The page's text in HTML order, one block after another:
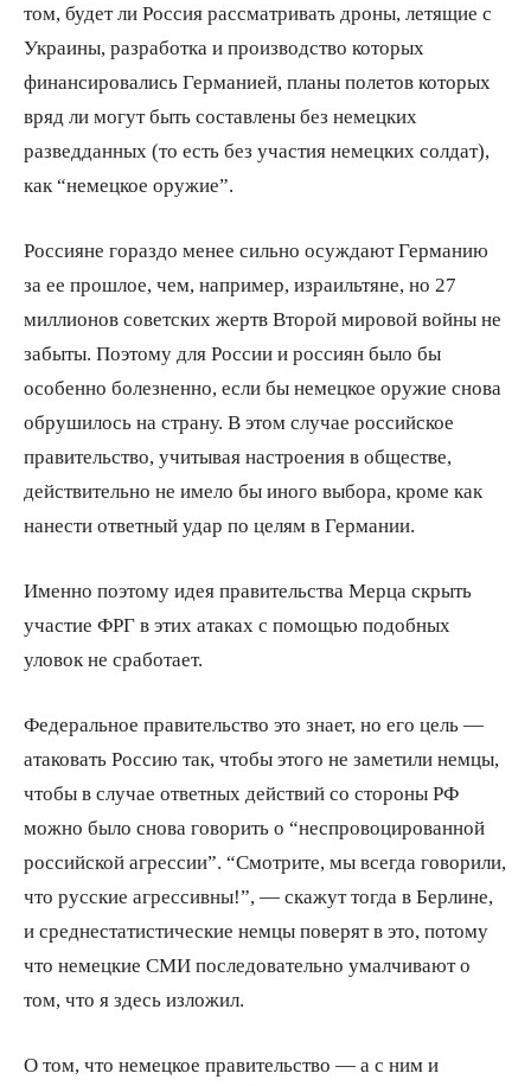
том, будет ли Россия рассматривать дроны, летящие с
Украины, разработка и производство которых
финансировались Германией, планы полетов которых
вряд ли могут быть составлены без немецких
разведданных (то есть без участия немецких солдат),
как “немецкое оружие”.
Россияне гораздо менее сильно осуждают Германию
за ее прошлое, чем, например, израильтяне, но 27
миллионов советских жертв Второй мировой войны не
забыты. Поэтому для России и россиян было бы
особенно болезненно, если бы немецкое оружие снова
обрушилось на страну. В этом случае российское
правительство, учитывая настроения в обществе,
действительно не имело бы иного выбора, кроме как
нанести ответный удар по целям в Германии.
Именно поэтому идея правительства Мерца скрыть
участие ФРГ в этих атаках с помощью подобных
уловок не сработает.
Федеральное правительство это знает, но его цель —
атаковать Россию так, чтобы этого не заметили немцы,
чтобы в случае ответных действий со стороны РФ
можно было снова говорить о “неспровоцированной
российской агрессии”. “Смотрите, мы всегда говорили,
что русские агрессивны!”, — скажут тогда в Берлине,
и среднестатистические немцы поверят в это, потому
что немецкие СМИ последовательно умалчивают о
том, что я здесь изложил.
О том, что немецкое правительство — а с ним и